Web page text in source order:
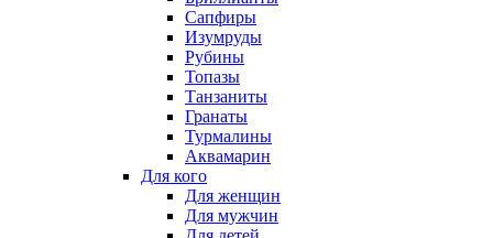
Сапфиры
Изумруды
Рубины
Топазы
Танзаниты
Гранаты
Турмалины
Аквамарин
Для кого
Для женщин
Для мужчин